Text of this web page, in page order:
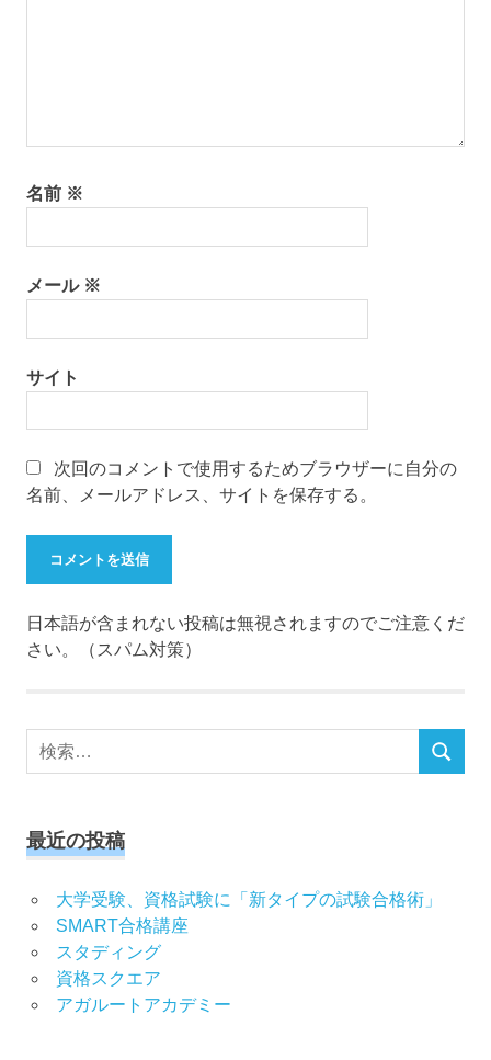
名前 ※
メール ※
サイト
次回のコメントで使用するためブラウザーに自分の
名前、メールアドレス、サイトを保存する。
日本語が含まれない投稿は無視されますのでご注意くだ
さい。（スパム対策）
検
検
最近の投稿
大学受験、資格試験に「新タイプの試験合格術」
SMART合格講座
スタディング
資格スクエア
アガルートアカデミー